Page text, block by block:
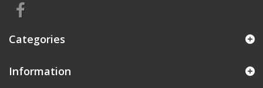
Categories
Information